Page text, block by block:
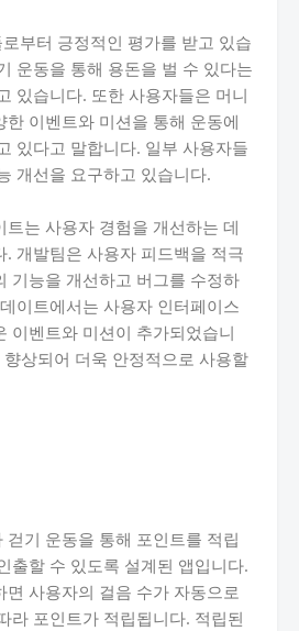
부터 긍정적인 평가를 받고 있습
운동을 통해 용돈을 벌 수 있다는
있습니다. 또한 사용자들은 머니
이벤트와 미션을 통해 운동에
있다고 말합니다. 일부 사용자들
개선을 요구하고 있습니다.
는 사용자 경험을 개선하는 데
. 개발팀은 사용자 피드백을 적극
기능을 개선하고 버그를 수정하
이트에서는 사용자 인터페이스
이벤트와 미션이 추가되었습니
상되어 더욱 안정적으로 사용할
걷기 운동을 통해 포인트를 적립
출할 수 있도록 설계된 앱입니다.
면 사용자의 걸음 수가 자동으로
라 포인트가 적립됩니다. 적립된